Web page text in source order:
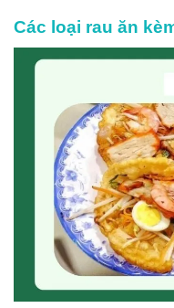
Các loại rau ăn